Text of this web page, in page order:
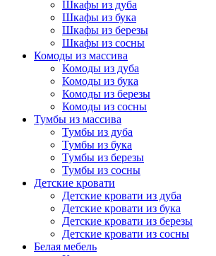
Шкафы из дуба
Шкафы из бука
Шкафы из березы
Шкафы из сосны
Комоды из массива
Комоды из дуба
Комоды из бука
Комоды из березы
Комоды из сосны
Тумбы из массива
Тумбы из дуба
Тумбы из бука
Тумбы из березы
Тумбы из сосны
Детские кровати
Детские кровати из дуба
Детские кровати из бука
Детские кровати из березы
Детские кровати из сосны
Белая мебель